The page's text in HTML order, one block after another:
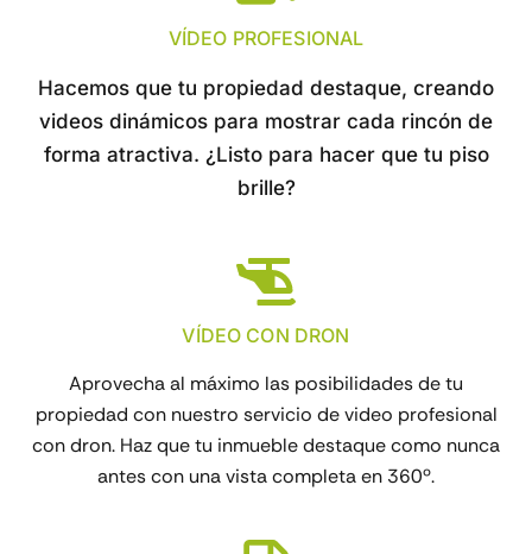
VÍDEO PROFESIONAL
Hacemos que tu propiedad destaque, creando
videos dinámicos para mostrar cada rincón de
forma atractiva. ¿Listo para hacer que tu piso
brille?
VÍDEO CON DRON
Aprovecha al máximo las posibilidades de tu
propiedad con nuestro servicio de video profesional
con dron. Haz que tu inmueble destaque como nunca
antes con una vista completa en 360º.